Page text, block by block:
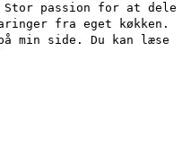
Stor passion for at dele
fra eget køkken.
min side. Du kan læse